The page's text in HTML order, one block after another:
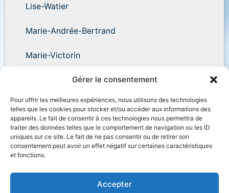
Gérer le consentement
Pour offrir les meilleures expériences, nous utilisons des technologies
telles que les cookies pour stocker et/ou accéder aux informations des
appareils. Le fait de consentir à ces technologies nous permettra de
traiter des données telles que le comportement de navigation ou les ID
uniques sur ce site. Le fait de ne pas consentir ou de retirer son
consentement peut avoir un effet négatif sur certaines caractéristiques
et fonctions.
Accepter
Lise-Watier
Marie-Andrée-Bertrand
Marie-Victorin
Wilder-Penfield
Accessibilité Plan du site Salle de presse
Nous joindre